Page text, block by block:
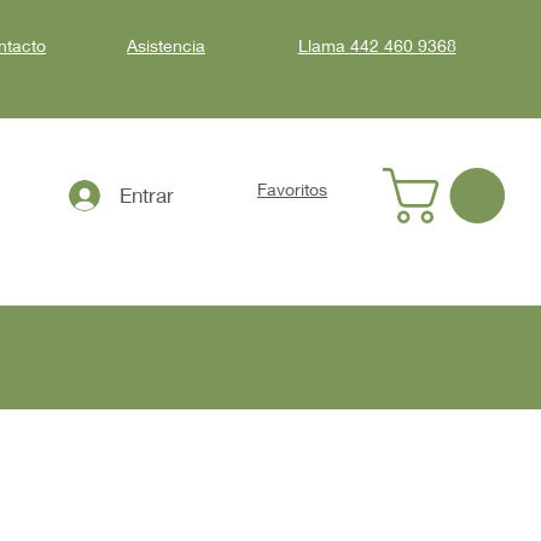
Asistencia Llama 442 460 9368
Entrar Favoritos